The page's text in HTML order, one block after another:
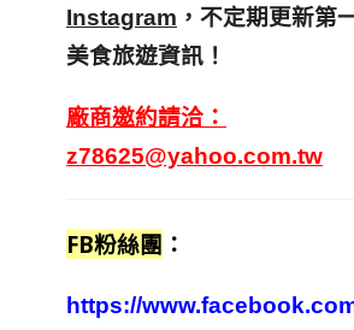
Instagram ，不定期更新第
美食旅遊資訊！
廠商邀約請洽：
z78625@yahoo.com.tw
FB粉絲團 ：
https://